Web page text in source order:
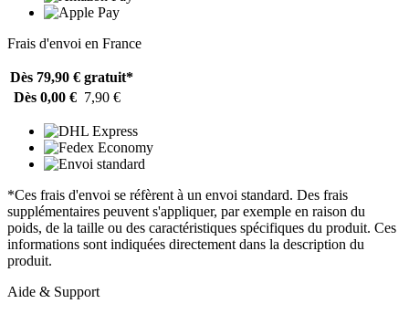
Frais d'envoi en France
Dès 79,90 € gratuit*
Dès 0,00 € 7,90 €
*Ces frais d'envoi se réfèrent à un envoi standard. Des frais
supplémentaires peuvent s'appliquer, par exemple en raison du
poids, de la taille ou des caractéristiques spécifiques du produit. Ces
informations sont indiquées directement dans la description du
produit.
Aide & Support